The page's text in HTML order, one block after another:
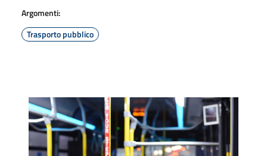
Argomenti:
Trasporto pubblico